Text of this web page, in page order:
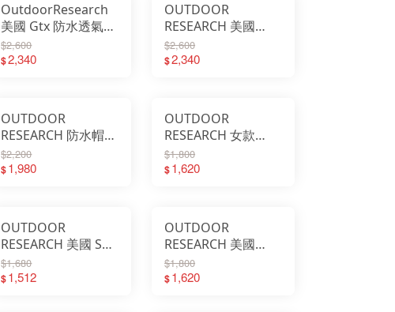
OutdoorResearch
美國 Gtx 防水透氣大
盤帽 Seattle Rain
Hat 圓盤帽 322290
$2,600
$2,340
OUTDOOR
RESEARCH 美國
BUG HELIOS 防蚊防
曬 中盤帽 帽子 漁夫
$2,600
$2,340
OUTDOOR
RESEARCH 防水帽
登山帽 圓盤帽 OR帽
279927
$2,200
$1,980
OUTDOOR
RESEARCH 女款
Oasis 抗紫外線透氣
大盤帽 防曬帽 遮陽
$1,800
$1,620
OUTDOOR
RESEARCH 美國 Sun
Runner Cap 可拆式
護頸鴨舌帽 防曬
$1,680
$1,512
OUTDOOR
RESEARCH 美國
Direct Route II
Gloves 全指攀岩手
$1,800
$1,620